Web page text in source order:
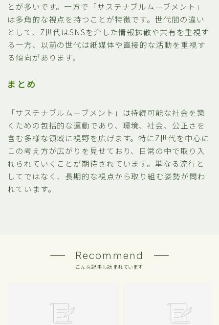
とが多いです。一方で「サステナブルムーブメント」
は多角的な視点を持つことが特徴です。世代間の違い
として、Z世代はSNSを介した情報拡散や共有を重視す
る一方、以前の世代は紙媒体や直接的な活動を重視す
る傾向があります。
まとめ
「サステナブルムーブメント」は持続可能な社会を築
くための包括的な運動であり、環境、社会、公正さを
含む多様な領域に視野を広げます。特にZ世代を中心に
この考え方が広がりを見せており、日常の中で取り入
れられていくことが期待されています。単なる流行と
してではなく、長期的な視点から取り組む姿勢が問わ
れています。
Recommend
こんな記事も読まれています